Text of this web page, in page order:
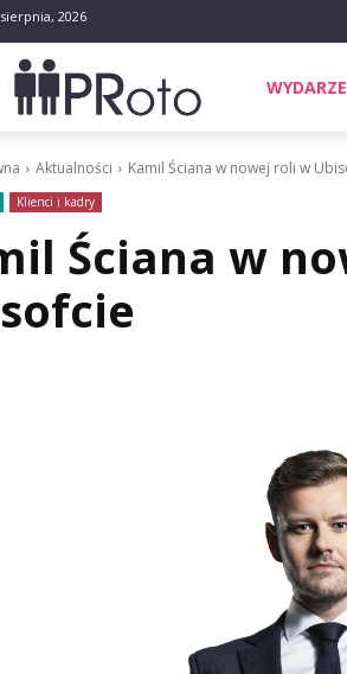
2026
Aktualności Kamil Ściana w nowej roli w
Klienci i kadry
Ściana w